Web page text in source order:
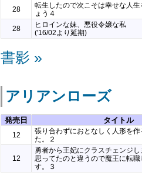
28
転生したので次こそは幸せな人
ょう４
28
ヒロインな妹、悪役令嬢な私
('16/02より延期)
書影 »
アリアンローズ
発売日 タイトル
12
張り合わずにおとなしく人形を
た。２
12
勇者から王妃にクラスチェンジ
思ってたのと違うので魔王に転
す。３